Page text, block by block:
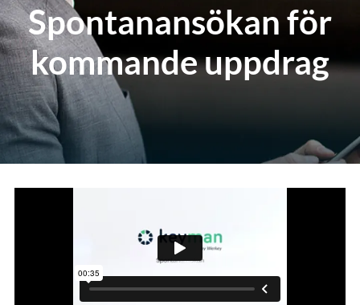
Spontanansökan för
kommande uppdrag